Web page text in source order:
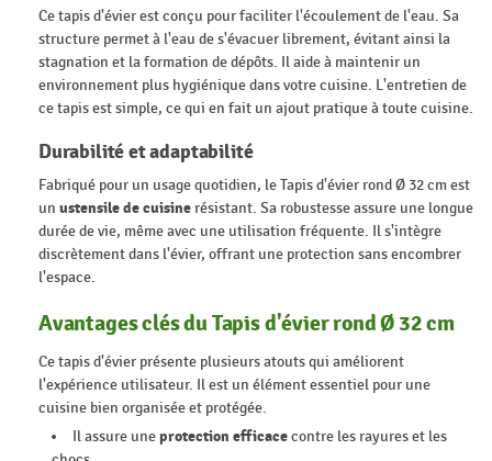
Ce tapis d'évier est conçu pour faciliter l'écoulement de l'eau. Sa
structure permet à l'eau de s'évacuer librement, évitant ainsi la
stagnation et la formation de dépôts. Il aide à maintenir un
environnement plus hygiénique dans votre cuisine. L'entretien de
ce tapis est simple, ce qui en fait un ajout pratique à toute cuisine.
Durabilité et adaptabilité
Fabriqué pour un usage quotidien, le Tapis d'évier rond Ø 32 cm est
un ustensile de cuisinerésistant. Sa robustesse assure une longue
durée de vie, même avec une utilisation fréquente. Il s'intègre
discrètement dans l'évier, offrant une protection sans encombrer
l'espace.
Avantages clés du Tapis d'évier rond Ø 32 cm
Ce tapis d'évier présente plusieurs atouts qui améliorent
l'expérience utilisateur. Il est un élément essentiel pour une
cuisine bien organisée et protégée.
Il assure uneprotection efficacecontre les rayures et les